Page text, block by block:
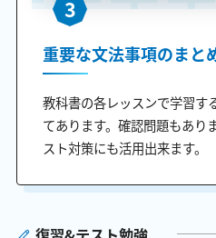
3
重要な文法事項のまと
教科書の各レッスンで学習す
てあります。確認問題もあり
スト対策にも活用出来ます。